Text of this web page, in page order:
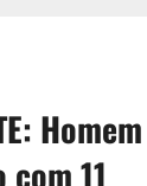
Homem
11